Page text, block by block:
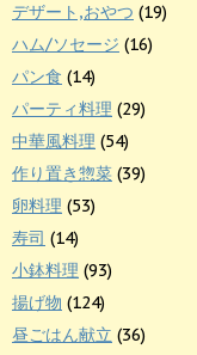
デザート,おやつ (19)
ハム/ソセージ (16)
パン食 (14)
パーティ料理 (29)
中華風料理 (54)
作り置き惣菜 (39)
卵料理 (53)
寿司 (14)
小鉢料理 (93)
揚げ物 (124)
昼ごはん献立 (36)